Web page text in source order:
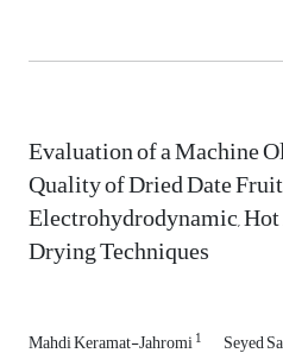
Evaluation of a Machine
Quality of Dried Date
Electrohydrodynamic,
Drying Techniques
Mahdi Keramat-Jahromi1 Seyed